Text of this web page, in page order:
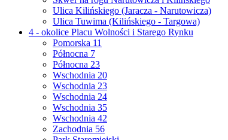
Ulica Kilińskiego (Jaracza - Narutowicza)
Ulica Tuwima (Kilińskiego - Targowa)
4 - okolice Placu Wolności i Starego Rynku
Pomorska 11
Północna 7
Północna 23
Wschodnia 20
Wschodnia 23
Wschodnia 24
Wschodnia 35
Wschodnia 42
Zachodnia 56